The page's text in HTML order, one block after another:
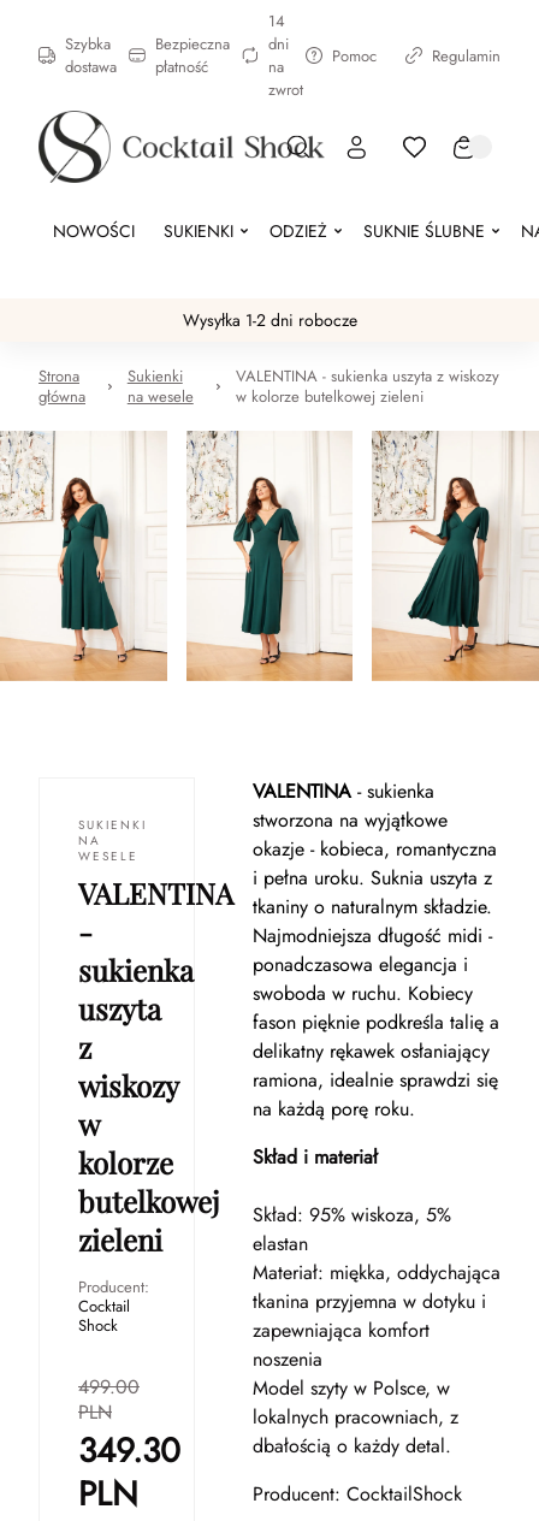
Szybka
dostawa
Bezpieczna
płatność
14
dni
na
zwrot
Pomoc Regulamin
NOWOŚCI SUKIENKI ODZIEŻ SUKNIE ŚLUBNE
Wysyłka 1-2 dni robocze
Strona
główna
Sukienki
na wesele
VALENTINA - sukienka uszyta z wiskozy
w kolorze butelkowej zieleni
SUKIENKI
NA
WESELE
VALENTINA
-
sukienka
uszyta
z
wiskozy
w
kolorze
butelkowej
zieleni
Producent:
Cocktail
Shock
499.00
PLN
349.30
PLN
VALENTINA- sukienka
stworzona na wyjątkowe
okazje - kobieca, romantyczna
i pełna uroku. Suknia uszyta z
tkaniny o naturalnym składzie.
Najmodniejsza długość midi -
ponadczasowa elegancja i
swoboda w ruchu. Kobiecy
fason pięknie podkreśla talię a
delikatny rękawek osłaniający
ramiona, idealnie sprawdzi się
na każdą porę roku.
Skład i materiał
Skład: 95% wiskoza, 5%
elastan
Materiał: miękka, oddychająca
tkanina przyjemna w dotyku i
zapewniająca komfort
noszenia
Model szyty w Polsce, w
lokalnych pracowniach, z
dbałością o każdy detal.
Producent: CocktailShock